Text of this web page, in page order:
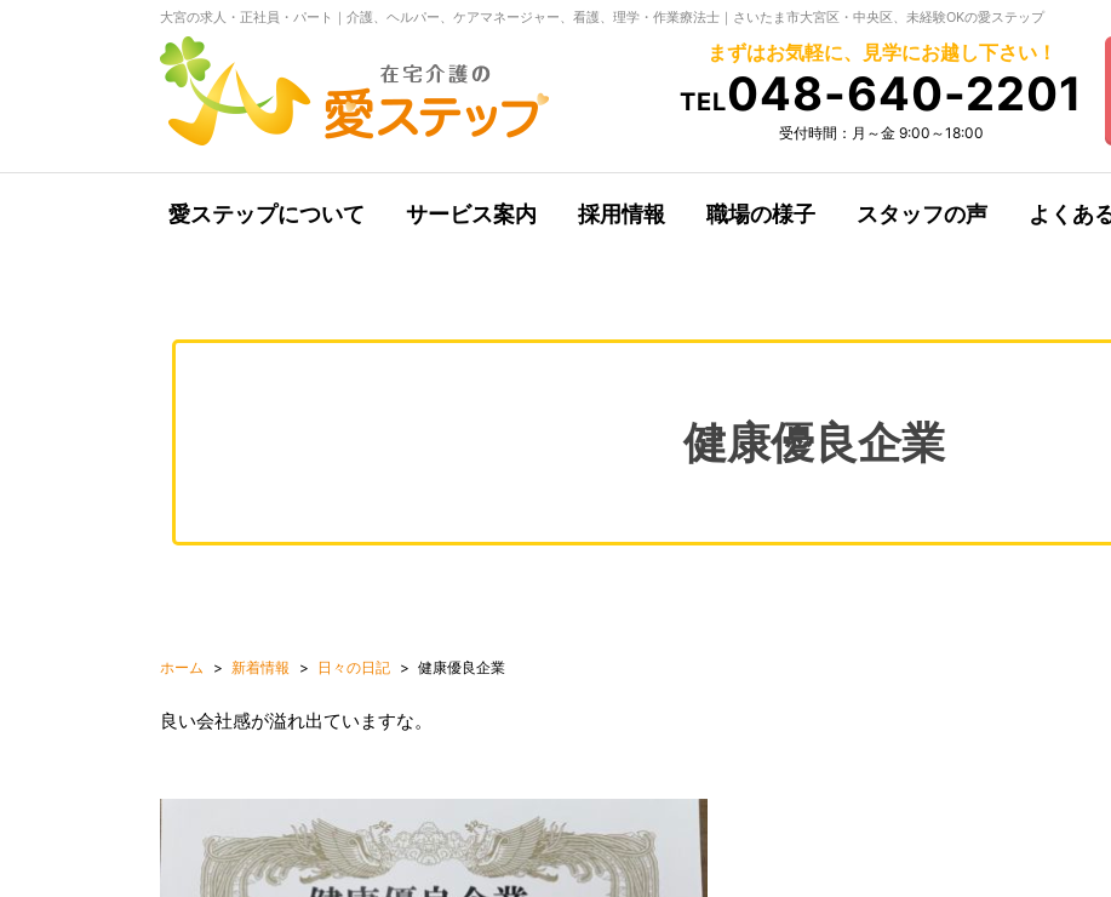
大宮の求人・正社員・パート｜介護、ヘルパー、ケアマネージャー、看護、理学・作業療法士｜さいたま市大宮区・中央区、未経験OKの愛ステップ
まずはお気軽に、見学にお越し下さい！
TEL048-640-2201
受付時間：月～金 9:00～18:00
愛ステップについて サービス案内 採用情報 職場の様子 スタッフの声 よくあ
健康優良企業
ホーム 新着情報 日々の日記 健康優良企業
良い会社感が溢れ出ていますな。